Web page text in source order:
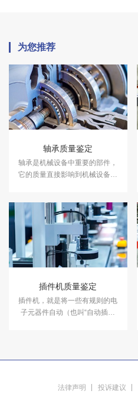
为您推荐
轴承质量鉴定
轴承是机械设备中重要的部件，
它的质量直接影响到机械设备的
质量鉴定服务。
插件机质量鉴定
插件机，就是将一些有规则的电
子元器件自动（也叫“自动插件
法律声明
投诉建议